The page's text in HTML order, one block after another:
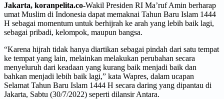
Jakarta, koranpelita.co-Wakil Presiden RI Ma’ruf Amin berharap
umat Muslim di Indonesia dapat memaknai Tahun Baru Islam 1444
H sebagai momentum untuk berhijrah ke arah yang lebih baik lagi,
sebagai pribadi, kelompok, maupun bangsa.
“Karena hijrah tidak hanya diartikan sebagai pindah dari satu tempat
ke tempat yang lain, melainkan melakukan perubahan secara
menyeluruh dari keadaan yang kurang baik menjadi baik dan
bahkan menjadi lebih baik lagi,” kata Wapres, dalam ucapan
Selamat Tahun Baru Islam 1444 H secara daring yang dipantau di
Jakarta, Sabtu (30/7/2022) seperti dilansir Antara.